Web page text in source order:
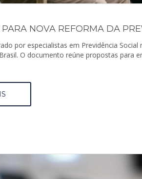
por especialistas em Previdência
O documento reúne propostas para